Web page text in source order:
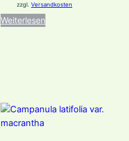
zzgl.Versandkosten
Weiterlesen